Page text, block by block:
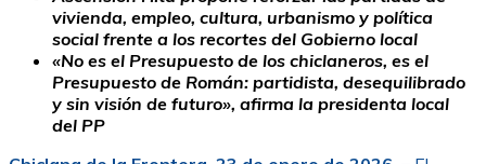
vivienda, empleo, cultura, urbanismo y política
social frente a los recortes del Gobierno local
«No es el Presupuesto de los chiclaneros, es el
Presupuesto de Román: partidista, desequilibrado
y sin visión de futuro», afirma la presidenta local
del PP